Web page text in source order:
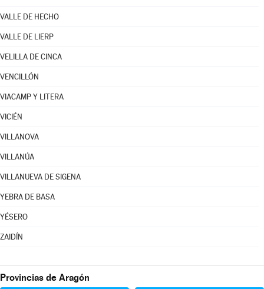
VALLE DE HECHO
VALLE DE LIERP
VELILLA DE CINCA
VENCILLÓN
VIACAMP Y LITERA
VICIÉN
VILLANOVA
VILLANÚA
VILLANUEVA DE SIGENA
YEBRA DE BASA
YÉSERO
ZAIDÍN
Provincias de Aragón